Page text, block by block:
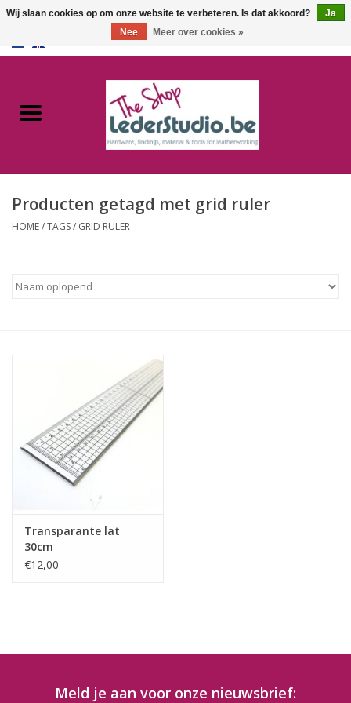
Catalogus
FAQ
Producten getagd met grid ruler
HOME/TAGS/ GRID RULER
Transparante lat
30cm
€12,00
Meld je aan voor onze nieuwsbrief:
Wij slaan cookies op om onze website te verbeteren. Is dat akkoord?
Ja
Nee
Meer over cookies »